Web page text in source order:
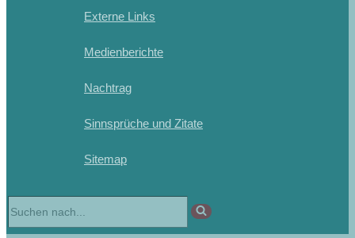
Externe Links
Medienberichte
Nachtrag
Sinnsprüche und Zitate
Sitemap